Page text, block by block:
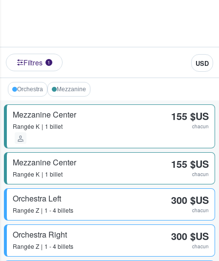
Filtres 1 USD
Orchestra Mezzanine
Mezzanine Center
Rangée K 1 billet
155 $US
chacun
Mezzanine Center
Rangée K 1 billet
155 $US
chacun
Orchestra Left
Rangée Z 1 - 4 billets
300 $US
chacun
Orchestra Right
Rangée Z 1 - 4 billets
300 $US
chacun